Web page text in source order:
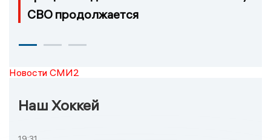
СВО продолжается
Новости СМИ2
Наш Хоккей